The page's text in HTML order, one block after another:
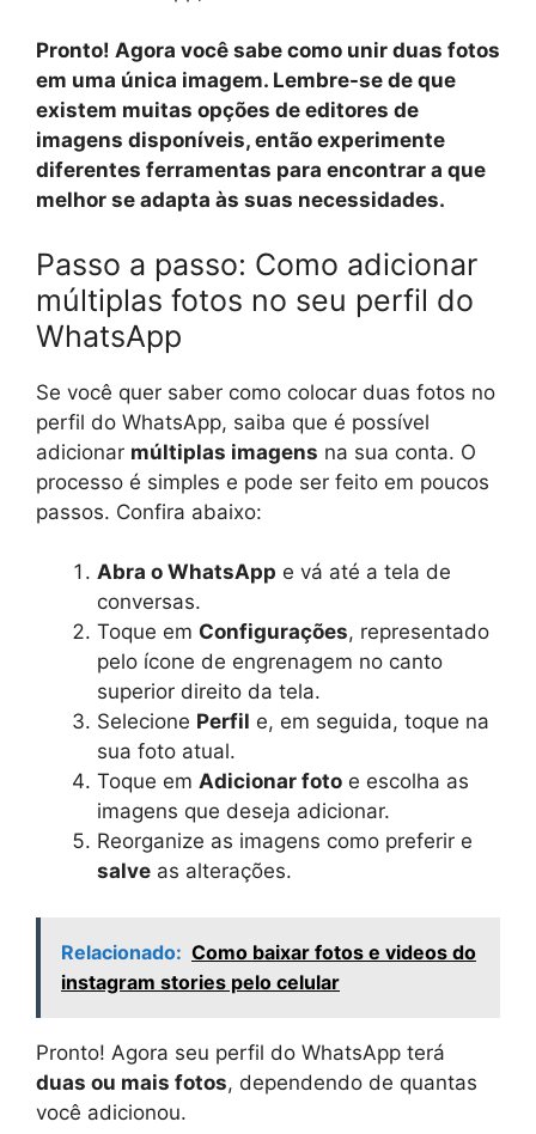
Pronto! Agora você sabe como unir duas fotos
em uma única imagem. Lembre-se de que
existem muitas opções de editores de
imagens disponíveis, então experimente
diferentes ferramentas para encontrar a que
melhor se adapta às suas necessidades.
Passo a passo: Como adicionar
múltiplas fotos no seu perfil do
WhatsApp
Se você quer saber como colocar duas fotos no
perfil do WhatsApp, saiba que é possível
adicionar múltiplas imagens na sua conta. O
processo é simples e pode ser feito em poucos
passos. Confira abaixo:
Abra o WhatsApp e vá até a tela de
conversas.
Toque em Configurações, representado
pelo ícone de engrenagem no canto
superior direito da tela.
Selecione Perfil e, em seguida, toque na
sua foto atual.
Toque em Adicionar foto e escolha as
imagens que deseja adicionar.
Reorganize as imagens como preferir e
salve as alterações.
Relacionado: Como baixar fotos e videos do
instagram stories pelo celular
Pronto! Agora seu perfil do WhatsApp terá
duas ou mais fotos, dependendo de quantas
você adicionou.